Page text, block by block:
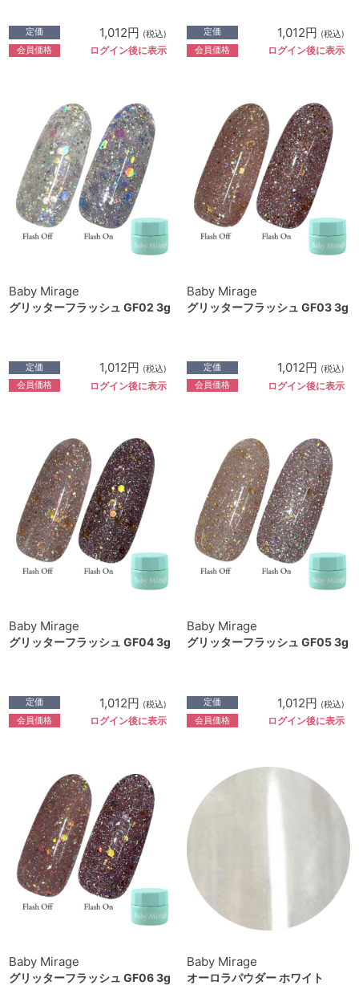
定価 1,012円 (税込)
会員価格 ログイン後に表示
定価 1,012円 (税込)
会員価格 ログイン後に表示
Baby Mirage
グリッターフラッシュ GF02 3g
定価 1,012円 (税込)
会員価格 ログイン後に表示
Baby Mirage
グリッターフラッシュ GF03 3g
定価 1,012円 (税込)
会員価格 ログイン後に表示
Baby Mirage
グリッターフラッシュ GF04 3g
定価 1,012円 (税込)
会員価格 ログイン後に表示
Baby Mirage
グリッターフラッシュ GF05 3g
定価 1,012円 (税込)
会員価格 ログイン後に表示
Baby Mirage
グリッターフラッシュ GF06 3g
Baby Mirage
オーロラパウダー ホワイト